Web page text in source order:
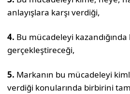
anlayışlara karşı verdiği,
4. Bu mücadeleyi
gerçekleştireceği,
5. Markanın bu mücadeleyi
verdiği konularında birbirini